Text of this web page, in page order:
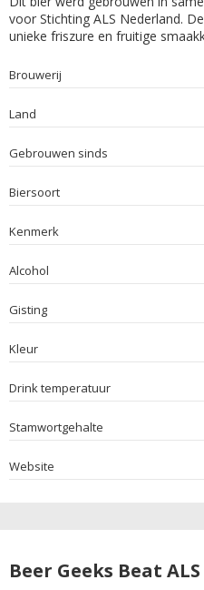
voor Stichting ALS Nederland.
unieke friszure en fruitige
Brouwerij
Land
Gebrouwen sinds
Biersoort
Kenmerk
Alcohol
Gisting
Kleur
Drink temperatuur
Stamwortgehalte
Website
Beer Geeks Beat